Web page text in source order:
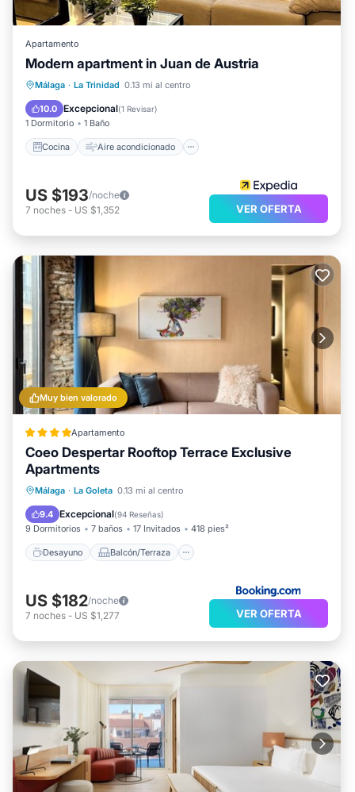
Apartamento
Modern apartment in Juan de Austria
Málaga · La Trinidad 0.13 mi al centro
10.0 Excepcional(1 Revisar)
1 Dormitorio 1 Baño
Cocina Aire acondicionado
Cocina Aire acondicionado
Apto para niños
US $193/noche
7 noches - US $1,352 VER OFERTA
Muy bien valorado
Apartamento
Coeo Despertar Rooftop Terrace Exclusive
Apartments
Málaga · La Goleta 0.13 mi al centro
9.4 Excepcional(94 Reseñas)
9 Dormitorios 7 baños 17 Invitados 418 pies²
Desayuno Balcón/Terraza
Desayuno
Balcón/Terraza
Aire acondicionado
US $182/noche
7 noches - US $1,277 VER OFERTA